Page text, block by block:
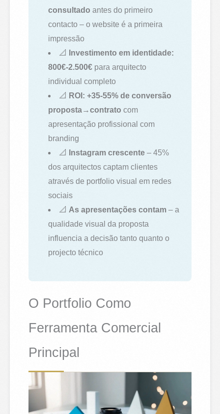
consultado antes do primeiro
contacto – o website é a primeira
impressão
📐
Investimento em identidade:
800€-2.500€ para arquitecto
individual completo
📐 ROI: +35-55% de conversão
proposta→contrato com
apresentação profissional com
branding
📐
Instagram crescente – 45%
dos arquitectos captam clientes
através de portfolio visual em redes
sociais
📐As apresentações contam – a
qualidade visual da proposta
influencia a decisão tanto quanto o
projecto técnico
O Portfolio Como
Ferramenta Comercial
Principal